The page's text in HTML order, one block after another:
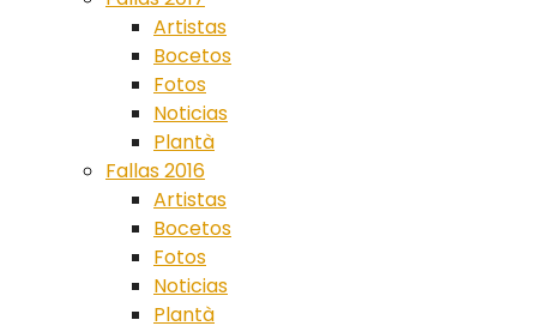
Artistas
Bocetos
Fotos
Noticias
Plantà
Fallas 2016
Artistas
Bocetos
Fotos
Noticias
Plantà